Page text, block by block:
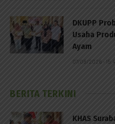
DKUPP
Usaha
Ayam
07/08/2026 -
BERITA TERKINI
KHAS